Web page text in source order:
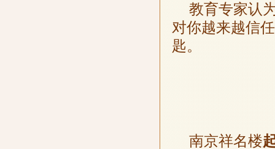
教育专家认
对你越来越信
匙。
南京祥名楼